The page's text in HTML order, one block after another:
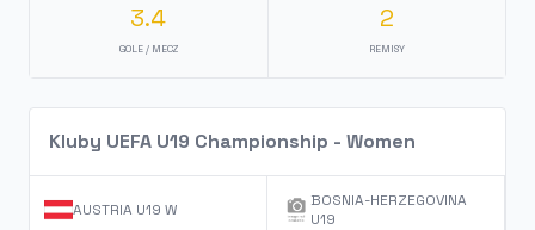
3.4
GOLE / MECZ
2
REMISY
Kluby UEFA U19 Championship - Women
AUSTRIA U19 W
BOSNIA-HERZEGOVINA
U19